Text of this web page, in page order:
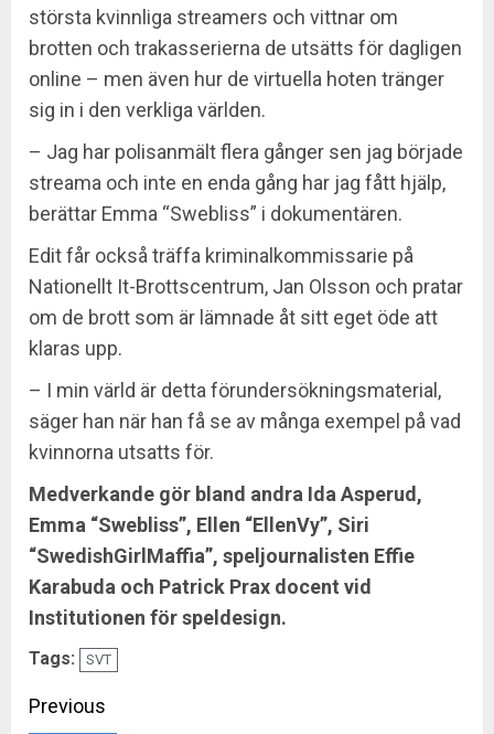
största kvinnliga streamers och vittnar om
brotten och trakasserierna de utsätts för dagligen
online – men även hur de virtuella hoten tränger
sig in i den verkliga världen.
– Jag har polisanmält flera gånger sen jag började
streama och inte en enda gång har jag fått hjälp,
berättar Emma “Swebliss” i dokumentären.
Edit får också träffa kriminalkommissarie på
Nationellt It-Brottscentrum, Jan Olsson och pratar
om de brott som är lämnade åt sitt eget öde att
klaras upp.
– I min värld är detta förundersökningsmaterial,
säger han när han få se av många exempel på vad
kvinnorna utsatts för.
Medverkande gör bland andra Ida Asperud,
Emma “Swebliss”, Ellen “EllenVy”, Siri
“SwedishGirlMaffia”, speljournalisten Effie
Karabuda och Patrick Prax docent vid
Institutionen för speldesign.
Tags: SVT
Continue
Previous